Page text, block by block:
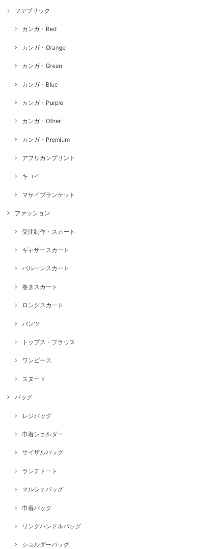
ファブリック
カンガ・Red
カンガ・Orange
カンガ・Green
カンガ・Blue
カンガ・Purple
カンガ・Other
カンガ・Premium
アフリカンプリント
キコイ
マサイブランケット
ファッション
受注制作・スカート
ギャザースカート
バルーンスカート
巻きスカート
ロングスカート
パンツ
トップス・ブラウス
ワンピース
スヌード
バッグ
レジバッグ
巾着ショルダー
サイザルバッグ
ランチトート
マルシェバッグ
巾着バッグ
リングハンドルバッグ
ショルダーバッグ